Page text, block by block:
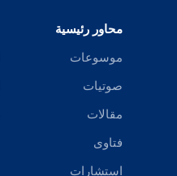
سورة النجم
سورة القمر
سورة الرحمن
محاور رئيسية
موسوعات
صوتيات
مقالات
فتاوى
استشارات